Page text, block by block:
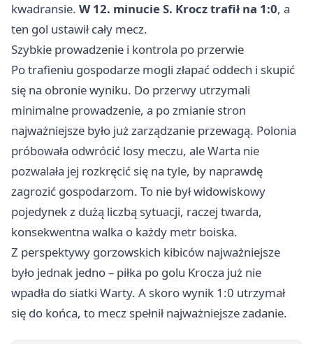
kwadransie. W 12. minucie S. Krocz trafił na 1:0, a
ten gol ustawił cały mecz.
Szybkie prowadzenie i kontrola po przerwie
Po trafieniu gospodarze mogli złapać oddech i skupić
się na obronie wyniku. Do przerwy utrzymali
minimalne prowadzenie, a po zmianie stron
najważniejsze było już zarządzanie przewagą. Polonia
próbowała odwrócić losy meczu, ale Warta nie
pozwalała jej rozkręcić się na tyle, by naprawdę
zagrozić gospodarzom. To nie był widowiskowy
pojedynek z dużą liczbą sytuacji, raczej twarda,
konsekwentna walka o każdy metr boiska.
Z perspektywy gorzowskich kibiców najważniejsze
było jednak jedno – piłka po golu Krocza już nie
wpadła do siatki Warty. A skoro wynik 1:0 utrzymał
się do końca, to mecz spełnił najważniejsze zadanie.